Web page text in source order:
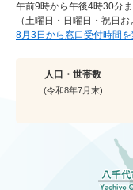
午前9時から午後4時30分
（土曜日・日曜日・祝日
8月3日から窓口受付時間
人口・世帯数
(令和8年7月末)